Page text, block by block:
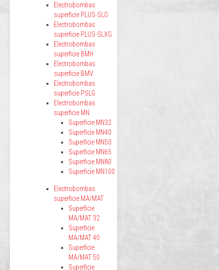
Electrobombas
superficie PLUS-SLG
Electrobombas
superficie PLUS-SLXG
Electrobombas
superficie BMH
Electrobombas
superficie BMV
Electrobombas
superficie PSLG
Electrobombas
superficie MN
Superficie MN32
Superficie MN40
Superficie MN50
Superficie MN65
Superficie MN80
Superficie MN100
Electrobombas
superficie MA/MAT
Superficie
MA/MAT 32
Superficie
MA/MAT 40
Superficie
MA/MAT 50
Superficie